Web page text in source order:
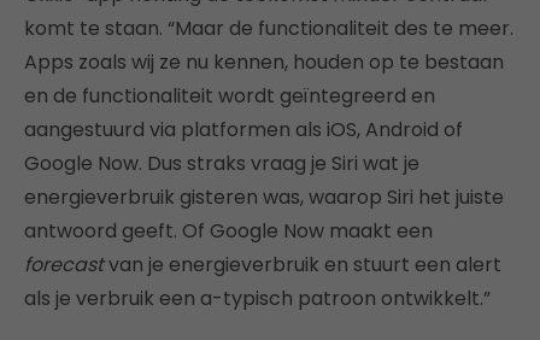
komt te staan. “Maar de functionaliteit des te meer.
Apps zoals wij ze nu kennen, houden op te bestaan
en de functionaliteit wordt geïntegreerd en
aangestuurd via platformen als iOS, Android of
Google Now. Dus straks vraag je Siri wat je
energieverbruik gisteren was, waarop Siri het juiste
antwoord geeft. Of Google Now maakt een
forecastvan je energieverbruik en stuurt een alert
als je verbruik een a-typisch patroon ontwikkelt.”